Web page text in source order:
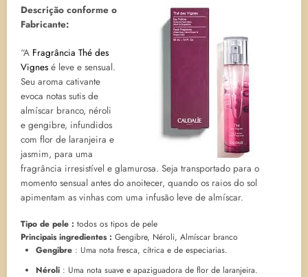
Descrição conforme o
Fabricante:
“A Fragrância Thé des
Vignes é leve e sensual.
Seu aroma cativante
evoca notas sutis de
almíscar branco, néroli
e gengibre, infundidos
com flor de laranjeira e
jasmim, para uma
fragrância irresistível e glamurosa. Seja transportado para o
momento sensual antes do anoitecer, quando os raios do sol
apimentam as vinhas com uma infusão leve de almíscar.
Tipo de pele : todos os tipos de pele
Principais ingredientes : Gengibre, Néroli, Almíscar branco
Gengibre : Uma nota fresca, cítrica e de especiarias.
Néroli : Uma nota suave e apaziguadora de flor de laranjeira.